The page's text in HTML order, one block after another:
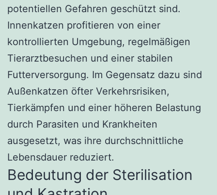
potentiellen Gefahren geschützt sind.
Innenkatzen profitieren von einer
kontrollierten Umgebung, regelmäßigen
Tierarztbesuchen und einer stabilen
Futterversorgung. Im Gegensatz dazu sind
Außenkatzen öfter Verkehrsrisiken,
Tierkämpfen und einer höheren Belastung
durch Parasiten und Krankheiten
ausgesetzt, was ihre durchschnittliche
Lebensdauer reduziert.
Bedeutung der Sterilisation